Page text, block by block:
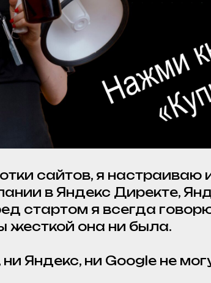
сайтов, я настраиваю
в Яндекс Директе,
стартом я всегда
жесткой она ни была.
Яндекс, ни Google не